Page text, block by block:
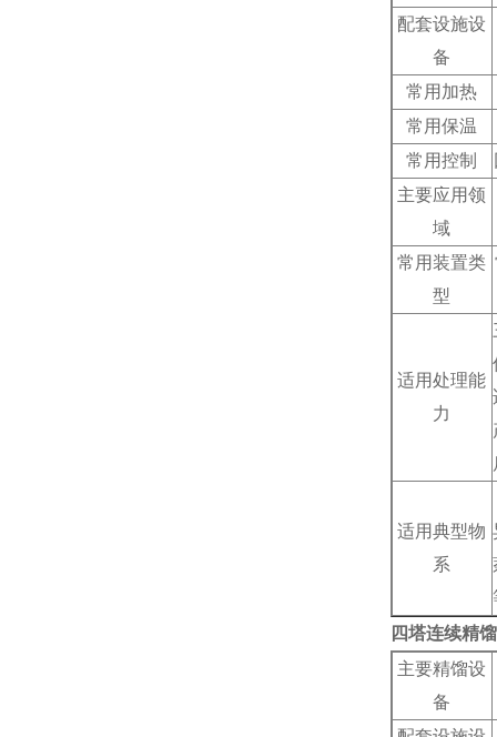
配套设施设
备
常用加热
常用保温
常用控制
主要应用领
域
常用装置类
型
适用处理能
力
适用典型物
系
四塔连续精
主要精馏设
备